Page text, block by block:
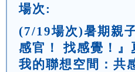
場次:
(7/19場次)暑期親
感官！ 找感覺！
我的聯想空間：共